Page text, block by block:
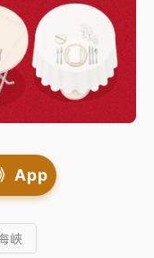
App
峽